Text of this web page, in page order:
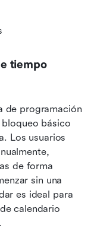
tiempo
de programación
básico
Los usuarios
de forma
sin una
es ideal para
calendario